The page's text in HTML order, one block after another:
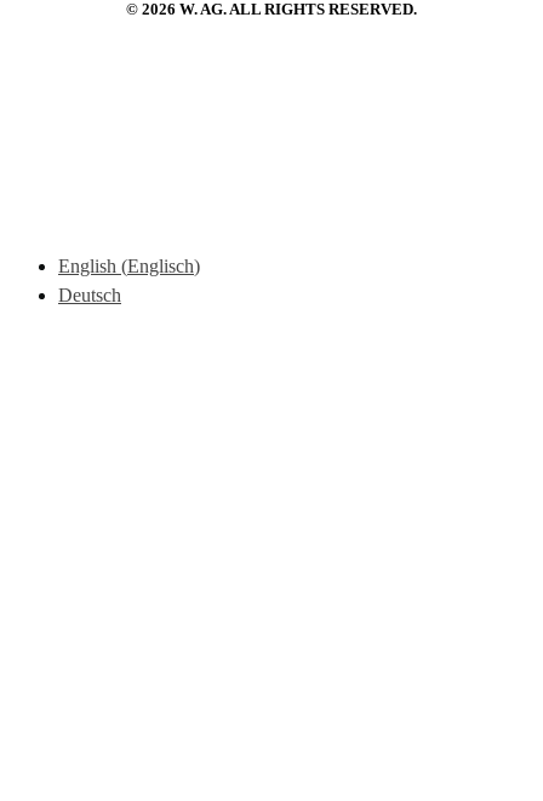
© 2026 W. AG. ALL RIGHTS RESERVED.
English (Englisch)
Deutsch